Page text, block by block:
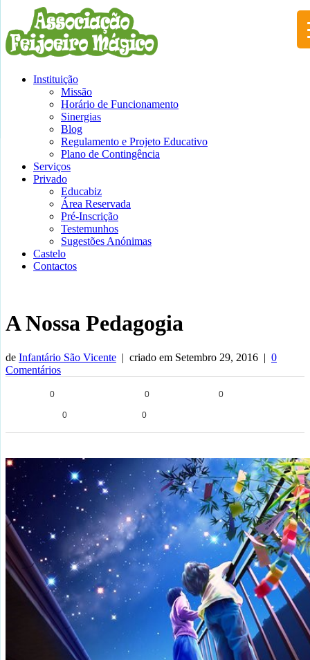
Instituição
Missão
Horário de Funcionamento
Sinergias
Blog
Regulamento e Projeto Educativo
Plano de Contingência
Serviços
Privado
Educabiz
Área Reservada
Pré-Inscrição
Testemunhos
Sugestões Anónimas
Castelo
Contactos
A Nossa Pedagogia
de Infantário São Vicente | criado em Setembro 29, 2016 | 0
Comentários
0 0 0
0 0